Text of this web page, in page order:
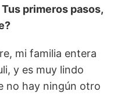
primeros pasos,
mi familia entera
y es muy lindo
no hay ningún otro